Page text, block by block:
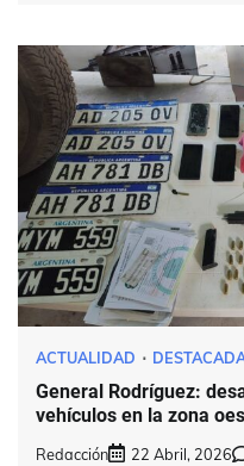
ACTUALIDAD
General Rodríguez:
vehículos en la zona
Redacción 22 Abril, 2026